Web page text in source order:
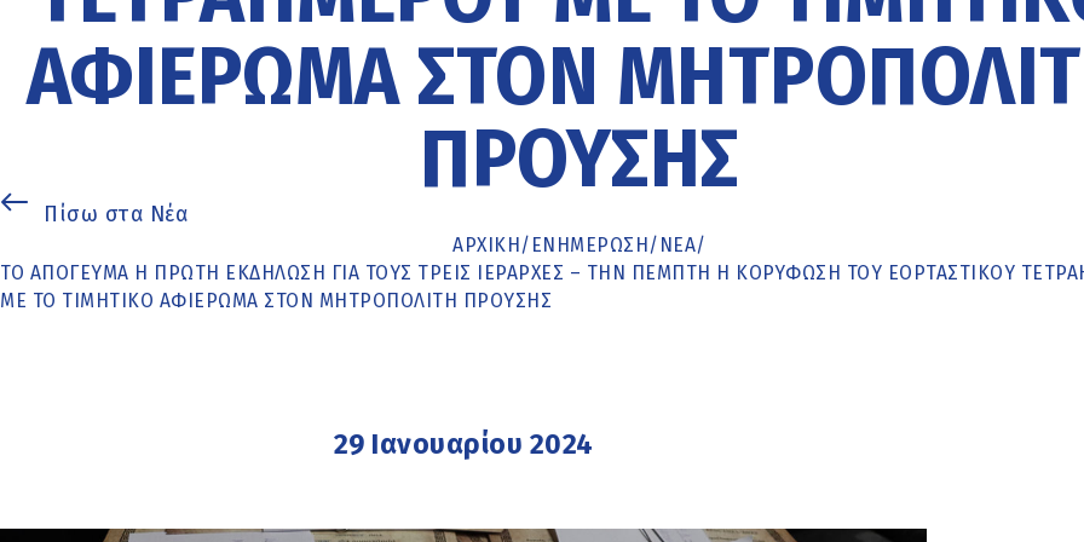
ΑΦΙΈΡΩΜΑ ΣΤΟΝ
ΠΡΟΎΣΗΣ
Πίσω στα Νέα
ΑΡΧΙΚΉ/ ΕΝΗΜΈΡΩΣΗ/ ΝΕΑ/
ΤΟ ΑΠΌΓΕΥΜΑ Η ΠΡΏΤΗ ΕΚΔΉΛΩΣΗ ΓΙΑ ΤΟΥΣ ΤΡΕΙΣ ΙΕΡΆΡΧΕΣ – ΤΗΝ ΠΈΜΠΤΗ Η ΚΟΡΎΦΩΣΗ ΤΟΥ ΕΟΡΤΑΣΤΙΚΟΎ
ΜΕ ΤΟ ΤΙΜΗΤΙΚΌ ΑΦΙΈΡΩΜΑ ΣΤΟΝ ΜΗΤΡΟΠΟΛΊΤΗ ΠΡΟΎΣΗΣ
29 Ιανουαρίου 2024